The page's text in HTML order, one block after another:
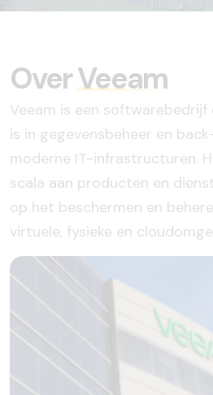
OverVeeam
Veeam is een
is in gegevensbeheer en
moderne IT-infrastructuren.
scala aan producten en
op het beschermen en
virtuele, fysieke en